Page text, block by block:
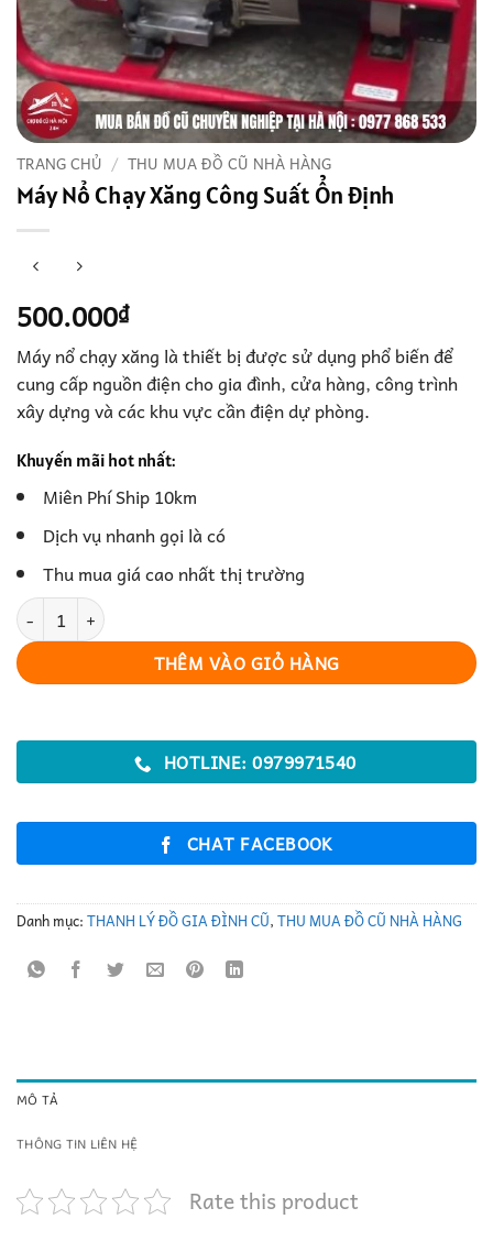
TRANG CHỦ / THU MUA ĐỒ CŨ NHÀ HÀNG
Máy Nổ Chạy Xăng Công Suất Ổn Định
500.000₫
Máy nổ chạy xăng là thiết bị được sử dụng phổ biến để
cung cấp nguồn điện cho gia đình, cửa hàng, công trình
xây dựng và các khu vực cần điện dự phòng.
Khuyến mãi hot nhất:
Miên Phí Ship 10km
Dịch vụ nhanh gọi là có
Thu mua giá cao nhất thị trường
Máy Nổ Chạy Xăng Công Suất Ổn Định số lượng
THÊM VÀO GIỎ HÀNG
HOTLINE: 0979971540
CHAT FACEBOOK
Danh mục:THANH LÝ ĐỒ GIA ĐÌNH CŨ,THU MUA ĐỒ CŨ NHÀ HÀNG
MÔ TẢ
THÔNG TIN LIÊN HỆ
Rate this product